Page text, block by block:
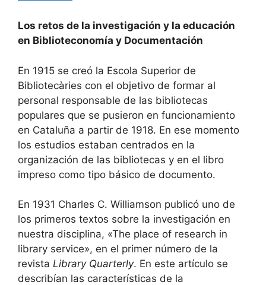
Los retos de la investigación y la educación
en Biblioteconomía y Documentación
En 1915 se creó la Escola Superior de
Bibliotecàries con el objetivo de formar al
personal responsable de las bibliotecas
populares que se pusieron en funcionamiento
en Cataluña a partir de 1918. En ese momento
los estudios estaban centrados en la
organización de las bibliotecas y en el libro
impreso como tipo básico de documento.
En 1931 Charles C. Williamson publicó uno de
los primeros textos sobre la investigación en
nuestra disciplina, «The place of research in
library service», en el primer número de la
revista Library Quarterly. En este artículo se
describían las características de la